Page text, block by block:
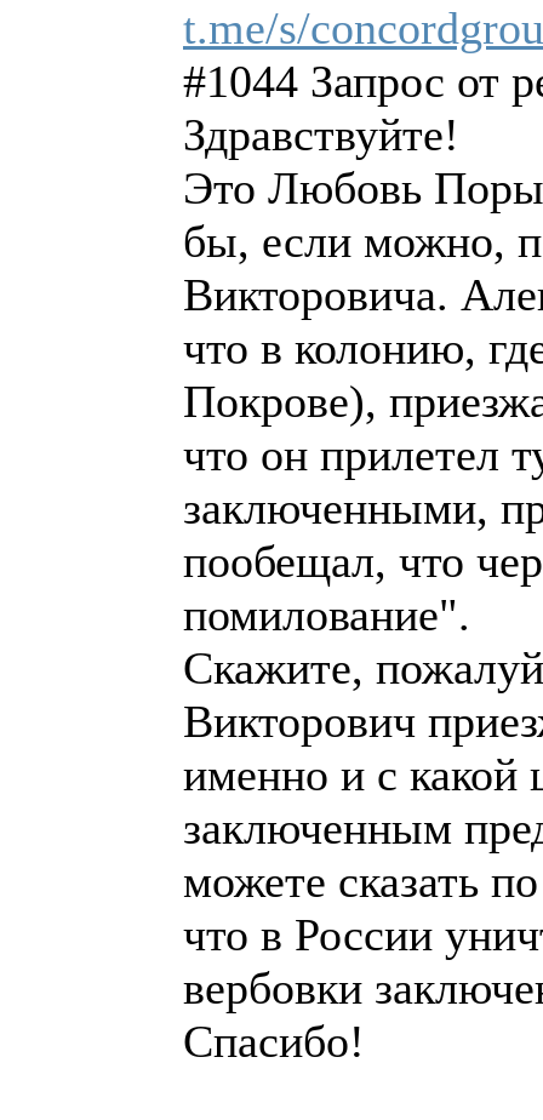
t.me/s/
#1044 Запрос от
Здравствуйте!
Это Любовь
бы, если можно,
Викторовича.
что в колонию,
Покрове),
что он прилетел
заключенными,
пообещал, что
помилование".
Скажите,
Викторович
именно и с какой
заключенным
можете сказать
что в России
вербовки
Спасибо!